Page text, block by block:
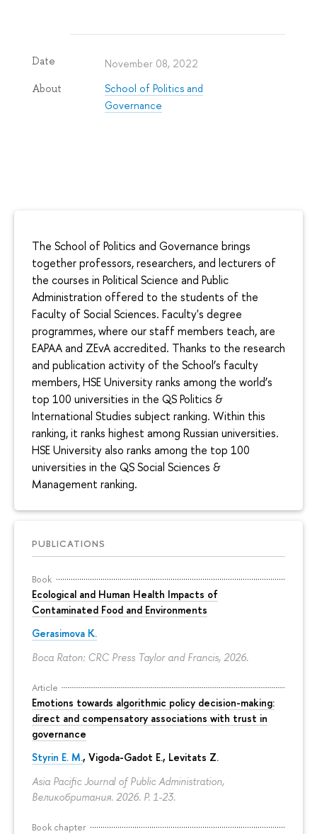
The School of Politics and Governance brings
together professors, researchers, and lecturers of
the courses in Political Science and Public
Administration offered to the students of the
Faculty of Social Sciences. Faculty's degree
programmes, where our staff members teach, are
EAPAA and ZEvA accredited. Thanks to the research
and publication activity of the School’s faculty
members, HSE University ranks among the world’s
top 100 universities in the QS Politics &
International Studies subject ranking. Within this
ranking, it ranks highest among Russian universities.
HSE University also ranks among the top 100
universities in the QS Social Sciences &
Management ranking.
PUBLICATIONS
Book
Ecological and Human Health Impacts of
Contaminated Food and Environments
Gerasimova K.
Boca Raton: CRC Press Taylor and Francis, 2026.
Article
Emotions towards algorithmic policy decision-making:
direct and compensatory associations with trust in
governance
Styrin E. M., Vigoda-Gadot E., Levitats Z.
Asia Pacific Journal of Public Administration,
Великобритания. 2026. P. 1-23.
Book chapter
Date November 08, 2022
About
School of Politics and
Governance